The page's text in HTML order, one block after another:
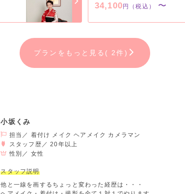
34,100円（税込） 〜
プランをもっと見る( 2件)
小坂くみ
担当／ 着付け メイク ヘアメイク カメラマン
スタッフ歴／ 20年以上
性別／ 女性
スタッフ説明
他と一線を画するちょっと変わった経歴は・・・